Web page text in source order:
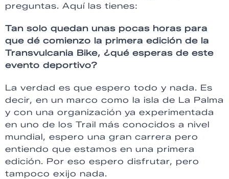
preguntas. Aquí las tienes:
Tan solo quedan unas pocas horas para
que dé comienzo la primera edición de la
Transvulcania Bike, ¿qué esperas de este
evento deportivo?
La verdad es que espero todo y nada. Es
decir, en un marco como la isla de La Palma
y con una organización ya experimentada
en uno de los Trail más conocidos a nivel
mundial, espero una gran carrera pero
entiendo que estamos en una primera
edición. Por eso espero disfrutar, pero
tampoco exijo nada.